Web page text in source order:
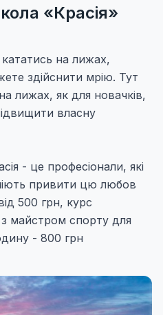
«Красія»
на лижах,
здійснити мрію. Тут
лижах, як для новачків,
власну
- це професіонали, які
привити цю любов
500 грн, курс
з майстром спорту для
- 800 грн